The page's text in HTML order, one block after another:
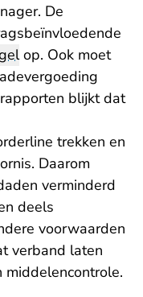
De
op. Ook moet
blijkt dat
trekken en
Daarom
verminderd
deels
voorwaarden
verband laten
middelencontrole.